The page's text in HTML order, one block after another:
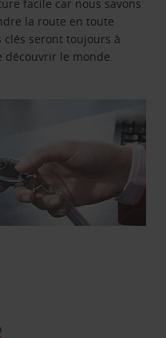
facile car nous savons
la route en toute
clés seront toujours à
le monde.